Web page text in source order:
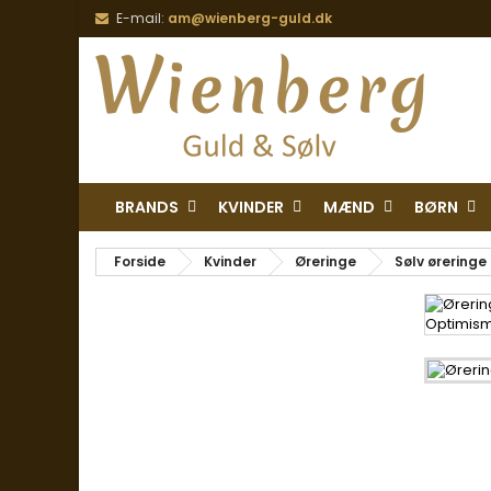
E-mail: am@wienberg-guld.dk
BRANDS KVINDER MÆND BØRN
Forside Kvinder Øreringe Sølv øreringe